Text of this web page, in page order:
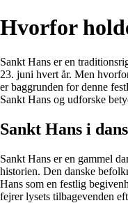
Hvorfor
Sankt Hans er en
23. juni hvert år. Men
er baggrunden for denne
Sankt Hans og udforske
Sankt Hans i
Sankt Hans er en gammel
historien. Den danske
Hans som en festlig
fejrer lysets tilbagevenden